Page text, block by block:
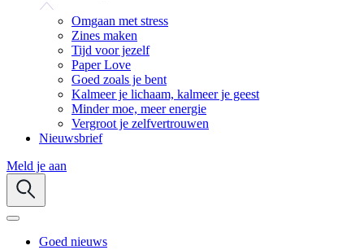
Omgaan met stress
Zines maken
Tijd voor jezelf
Paper Love
Goed zoals je bent
Kalmeer je lichaam, kalmeer je geest
Minder moe, meer energie
Vergroot je zelfvertrouwen
Nieuwsbrief
Meld je aan
Goed nieuws